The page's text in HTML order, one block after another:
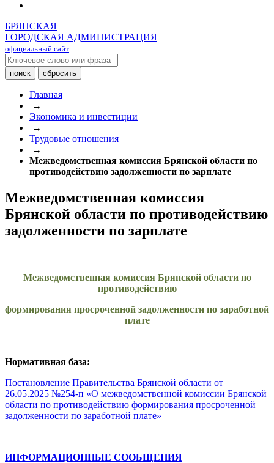
БРЯНСКАЯ
ГОРОДСКАЯ АДМИНИСТРАЦИЯ
официальный сайт
Главная
→
Экономика и инвестиции
→
Трудовые отношения
→
Межведомственная комиссия Брянской области по
противодействию задолженности по зарплате
Межведомственная комиссия
Брянской области по противодействию
задолженности по зарплате
Межведомственная комиссия Брянской области по
противодействию
формирования просроченной задолженности по заработной
плате
Нормативная база:
Постановление Правительства Брянской области от
26.05.2025 №254-п «О межведомственной комиссии Брянской
области по противодействию формирования просроченной
задолженности по заработной плате»
ИНФОРМАЦИОННЫЕ СООБЩЕНИЯ